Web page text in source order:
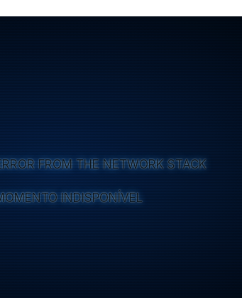
FROM THE NETWORK STACK
INDISPONÍVEL